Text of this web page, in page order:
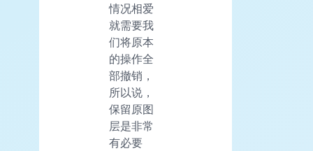
情况相爱
就需要我
们将原本
的操作全
部撤销，
所以说，
保留原图
层是非常
有必要